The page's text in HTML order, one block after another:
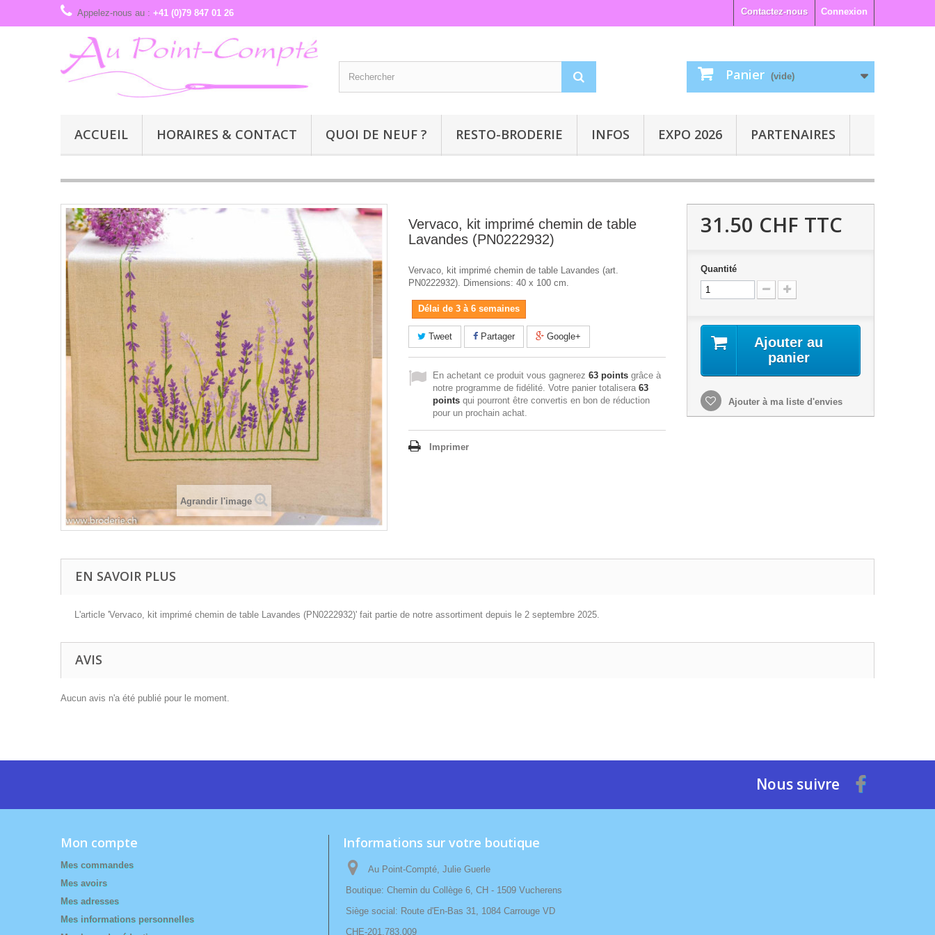
Connexion
Contactez-nous
Appelez-nous au : +41 (0)79 847 01 26
Panier (vide)
ACCUEIL HORAIRES & CONTACT QUOI DE NEUF ? RESTO-BRODERIE INFOS EXPO 2026 PARTENAIRES
Agrandir l'image
Vervaco, kit imprimé chemin de table
Lavandes (PN0222932)
Vervaco, kit imprimé chemin de table Lavandes (art.
PN0222932). Dimensions: 40 x 100 cm.
Délai de 3 à 6 semaines
Tweet Partager Google+
En achetant ce produit vous gagnerez 63 points grâce à
notre programme de fidélité. Votre panier totalisera 63
points qui pourront être convertis en bon de réduction
pour un prochain achat.
Imprimer
31.50 CHF TTC
Quantité
Ajouter au
panier
Ajouter à ma liste d'envies
EN SAVOIR PLUS
L'article 'Vervaco, kit imprimé chemin de table Lavandes (PN0222932)' fait partie de notre assortiment depuis le 2 septembre 2025.
AVIS
Aucun avis n'a été publié pour le moment.
Nous suivre
Mon compte
Mes commandes
Mes avoirs
Mes adresses
Mes informations personnelles
Informations sur votre boutique
Au Point-Compté, Julie Guerle
Boutique: Chemin du Collège 6, CH - 1509 Vucherens
Siège social: Route d'En-Bas 31, 1084 Carrouge VD
CHE-201.783.009